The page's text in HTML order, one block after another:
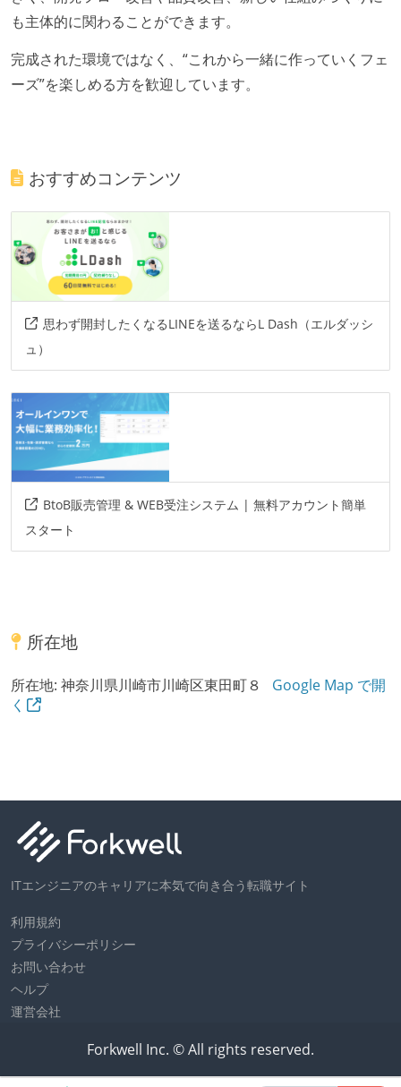
も主体的に関わることができます。
完成された環境ではなく、“これから一緒に作っていくフェ
ーズ”を楽しめる方を歓迎しています。
おすすめコンテンツ
思わず開封したくなるLINEを送るならL Dash（エルダッシ
ュ）
BtoB販売管理 & WEB受注システム | 無料アカウント簡単
スタート
所在地
所在地: 神奈川県川崎市川崎区東田町８
Google Map で開
く
ITエンジニアのキャリアに本気で向き合う転職サイト
利用規約
プライバシーポリシー
お問い合わせ
ヘルプ
運営会社
Forkwell Inc. © All rights reserved.